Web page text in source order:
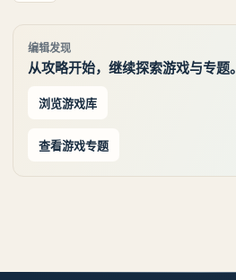
编辑发现
从攻略开始，继续探索游戏与专题。
浏览游戏库
查看游戏专题